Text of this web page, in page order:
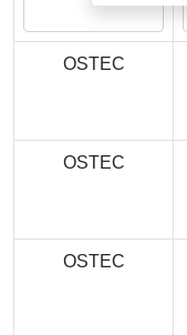
OSTEC
OSTEC
OSTEC